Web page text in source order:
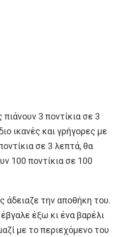
πιάνουν 3 ποντίκια σε 3
ικανές και γρήγορες με
σε 3 λεπτά, θα
100 ποντίκια σε 100
άδειαζε την αποθήκη του.
έξω κι ένα βαρέλι
με το περιεχόμενο του